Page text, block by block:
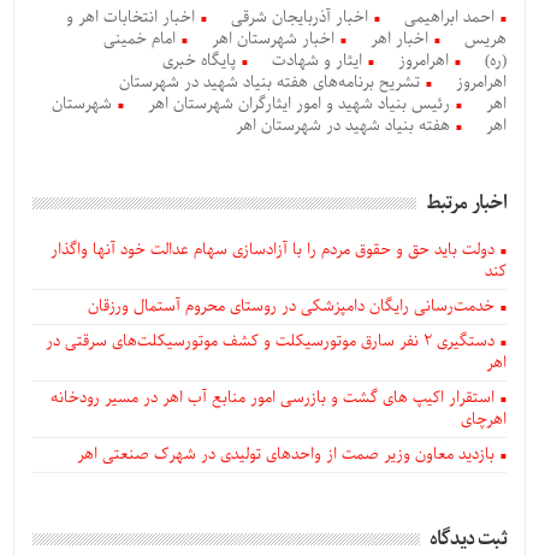
احمد ابراهیمی اخبار آذربایجان شرقی
اخبار انتخابات اهر و
هریس
اخبار اهر اخبار شهرستان اهر
امام خمینی
(ره)
اهرامروز ایثار و شهادت
پایگاه خبری
اهرامروز
تشریح برنامه‌های هفته بنیاد شهید در شهرستان
اهر
رئیس بنیاد شهید و امور ایثارگران شهرستان اهر
شهرستان
اهر
هفته بنیاد شهید در شهرستان اهر
اخبار مرتبط
دولت باید حق و حقوق مردم را با آزادسازی سهام عدالت خود آنها واگذار
کند
خدمت‌رسانی رایگان دامپزشکی در روستای محروم آستمال ورزقان
دستگيری ۲ نفر سارق موتورسیکلت و کشف موتورسیکلت‌های سرقتی در
اهر
استقرار اکیپ های گشت و بازرسی امور منابع آب اهر در مسیر رودخانه
اهرچای
بازدید معاون وزیر صمت از واحدهای تولیدی در شهرک صنعتی اهر
ثبت دیدگاه